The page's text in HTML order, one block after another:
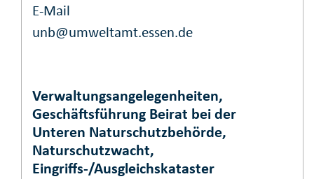
E-Mail
unb@umweltamt.essen.de
Verwaltungsangelegenheiten,
Geschäftsführung Beirat bei der
Unteren Naturschutzbehörde,
Naturschutzwacht,
Eingriffs-/Ausgleichskataster